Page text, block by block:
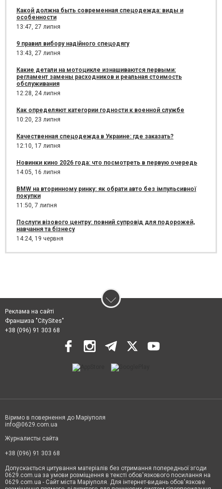
Какой должна быть современная спецодежда: виды и
особенности
13:47, 27 липня
9 правил вибору надійного спецодягу
13:43, 27 липня
Какие детали на мотоцикле изнашиваются первыми:
регламент замены расходников и реальная стоимость
обслуживания
12:28, 24 липня
Как определяют категории годности к военной службе
10:20, 23 липня
Качественная спецодежда в Украине: где заказать?
12:10, 17 липня
Новинки кино 2026 года: что посмотреть в первую очередь
14:05, 16 липня
BMW на вторинному ринку: як обрати авто без імпульсивної
покупки
11:50, 7 липня
Послуги візового центру: повний супровід для подорожей,
навчання та бізнесу
14:24, 19 червня
Реклама на сайті
Франшиза "CitySites"
+38 (096) 91 303 68
Віримо в повернення до Маріуполя
info@0629.com.ua
Журналисты сайта
+38 (096) 91 303 68
Допускається цитування матеріалів без отримання попередньої згоди
0629.com.ua за умови розміщення в тексті обов'язкового посилання на
0629.com.ua - Сайт міста Маріуполя. Для інтернет-видань обов'язкове